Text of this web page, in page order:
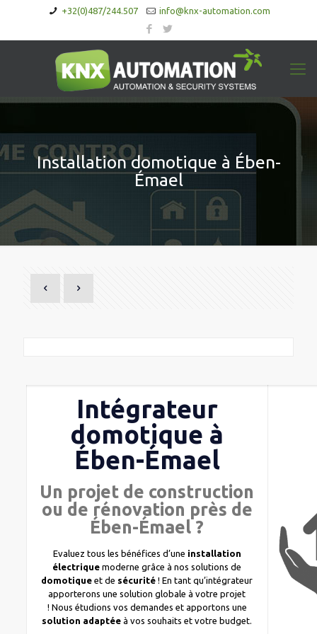
+32(0)487/244.507 info@knx-automation.com
Installation domotique à Ében-
Émael
Intégrateur
domotique à
Ében-Émael
Un projet de construction
ou de rénovation près de
Ében-Émael ?
Evaluez tous les bénéfices d’une installation
électrique moderne grâce à nos solutions de
domotique et de sécurité ! En tant qu’intégrateur
apporterons une solution globale à votre projet
! Nous étudions vos demandes et apportons une
solution adaptéeà vos souhaits et votre budget.